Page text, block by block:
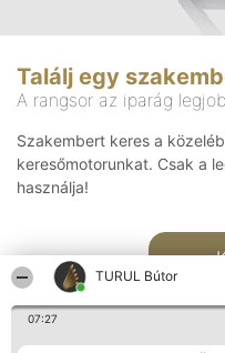
TURUL Bútor
07:27
Találj egy
A rangsor az iparág
Szakembert keres a
keresőmotorunkat. Csak a
használja!